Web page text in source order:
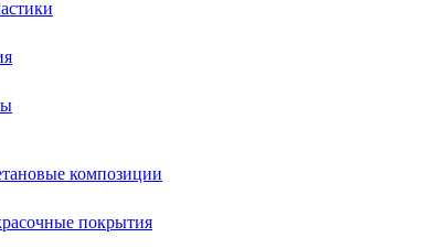
композиции
покрытия